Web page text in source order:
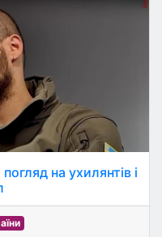
на ухилянтів і